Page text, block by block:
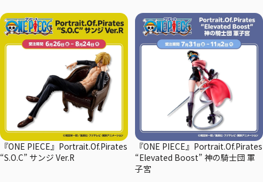
『ONE PIECE』Portrait.Of.Pirates
“S.O.C” サンジ Ver.R
『ONE PIECE』Portrait.Of.Pirates
“Elevated Boost” 神の騎士団 軍
子宮